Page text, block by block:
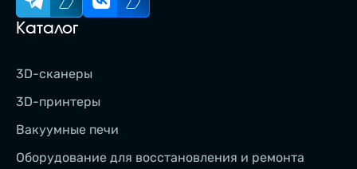
Каталог
3D-сканеры
3D-принтеры
Вакуумные печи
Оборудование для восстановления и ремонта